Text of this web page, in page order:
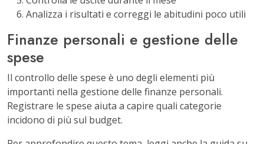
Analizza i risultati e correggi le abitudini poco utili
Finanze personali e gestione delle
spese
Il controllo delle spese è uno degli elementi più
importanti nella gestione delle finanze personali.
Registrare le spese aiuta a capire quali categorie
incidono di più sul budget.